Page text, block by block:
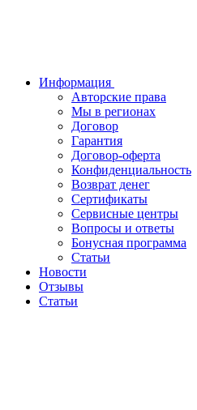
Информация
Авторские права
Мы в регионах
Договор
Гарантия
Договор-оферта
Конфиденциальность
Возврат денег
Сертификаты
Сервисные центры
Вопросы и ответы
Бонусная программа
Статьи
Новости
Отзывы
Статьи